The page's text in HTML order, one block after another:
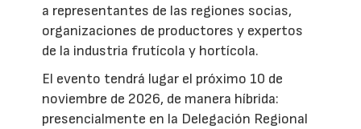
a representantes de las regiones socias,
organizaciones de productores y expertos
de la industria frutícola y hortícola.
El evento tendrá lugar el próximo 10 de
noviembre de 2026, de manera híbrida:
presencialmente en la Delegación Regional